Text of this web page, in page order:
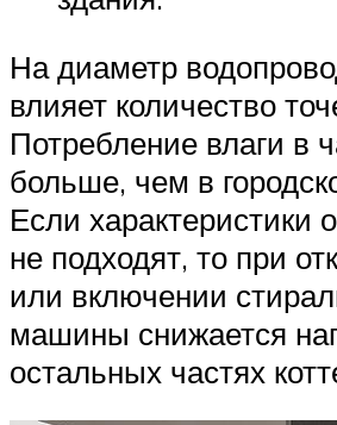
На диаметр
влияет количество
Потребление влаги в
больше, чем в
Если характеристики
не подходят, то при
или включении
машины снижается
остальных частях